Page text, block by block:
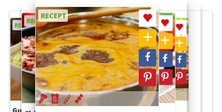
RECEPT
RECEPT
RECEPT
RECEPT
RECEPT